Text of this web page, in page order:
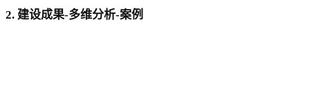
2. 建设成果-多维分析-案例